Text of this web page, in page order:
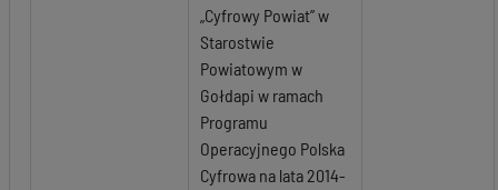
„Cyfrowy Powiat” w
Starostwie
Powiatowym w
Gołdapi w ramach
Programu
Operacyjnego Polska
Cyfrowa na lata 2014-